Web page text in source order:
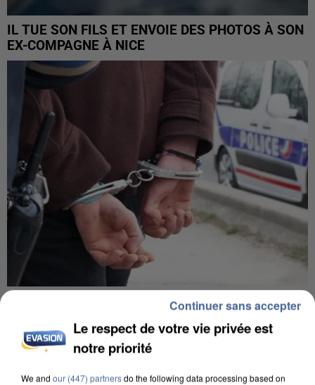
IL TUE SON FILS ET ENVOIE DES PHOTOS À SON
EX-COMPAGNE À NICE
L’UN DES FONDATEURS SUPPOSÉS DE LA DZ
Le respect de votre vie privée est
notre priorité
We and our (447) partnersdo the following data processing based on
Continuer sans accepter